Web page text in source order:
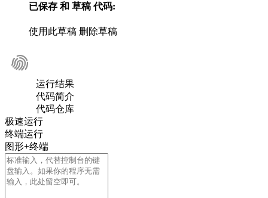
已保存 和 草稿代码:
使用此草稿 删除草稿
运行结果
代码简介
代码仓库
极速运行
终端运行
图形+终端